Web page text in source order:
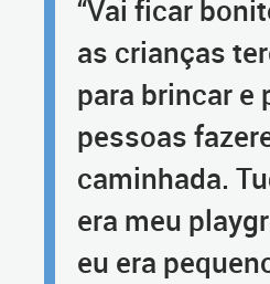
“Vai ficar
as crianças
para brincar e
pessoas
caminhada.
era meu
eu era